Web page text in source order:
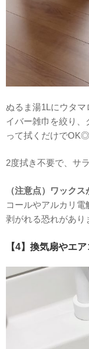
ぬるま湯1Lにウタ
イバー雑巾を絞り
って拭くだけでOK◎
2度拭き不要で、サ
（注意点） ワックス
コールやアルカリ
剥がれる恐れがあり
【4】換気扇やエ